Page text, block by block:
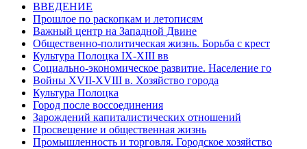
ВВЕДЕНИЕ
Прошлое по раскопкам и летописям
Важный центр на Западной Двине
Общественно-политическая жизнь. Борьба с крест
Культура Полоцка IX-XIII вв
Социально-экономическое развитие. Население го
Войны XVII-XVIII в. Хозяйство города
Культура Полоцка
Город после воссоединения
Зарождений капиталистических отношений
Просвещение и общественная жизнь
Промышленность и торговля. Городское хозяйство